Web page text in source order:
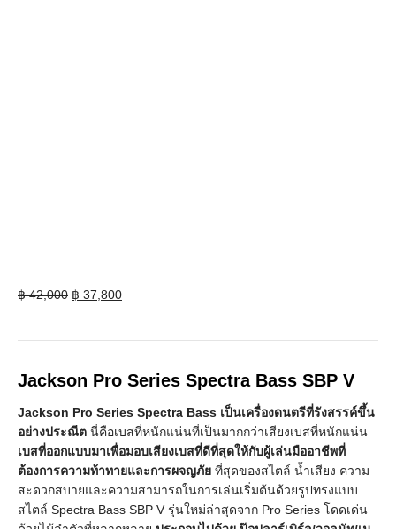
฿42,000 Original
฿ 37,800Current
Jackson Pro Series Spectra Bass SBP V
Jackson Pro Series Spectra Bass เป็นเครื่องดนตรีที่รังสรรค์ขึ้น
อย่างประณีต นี่คือเบสที่หนักแน่นที่เป็นมากกว่าเสียงเบสที่หนักแน่น
เบสที่ออกแบบมาเพื่อมอบเสียงเบสที่ดีที่สุดให้กับผู้เล่นมืออาชีพที่
ต้องการความท้าทายและการผจญภัย ที่สุดของสไตล์ น้ำเสียง ความ
สะดวกสบายและความสามารถในการเล่นเริ่มต้นด้วยรูปทรงแบบ
สไตล์ Spectra Bass SBP V รุ่นใหม่ล่าสุดจาก Pro Series โดดเด่น